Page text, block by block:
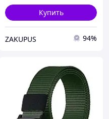
Купить
ZAKUPUS 94%